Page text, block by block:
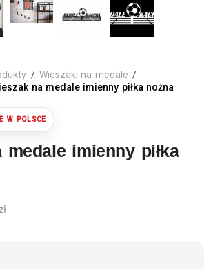
/ Wieszaki na medale /
na medale imienny piłka nożna
medale imienny piłka